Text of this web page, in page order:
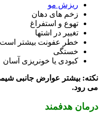
ریزش مو
زخم های دهان
تهوع و استفراغ
تغییر در اشتها
خطر عفونت بیشتر است
خستگی
کبودی یا خونریزی آسان
نکته: بیشتر عوارض جانبی
می رود.
درمان هدفمند